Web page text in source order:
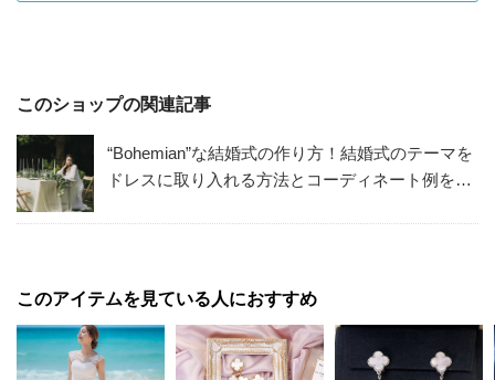
このショップの関連記事
“Bohemian”な結婚式の作り方！結婚式のテーマを
ドレスに取り入れる方法とコーディネート例を解
このアイテムを見ている人におすすめ